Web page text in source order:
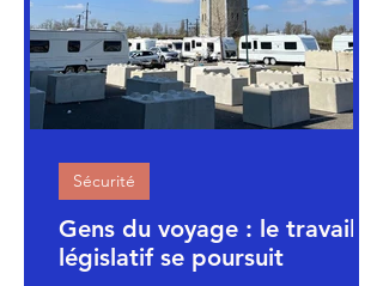
Gens du voyage : le travail
législatif se poursuit
Sécurité